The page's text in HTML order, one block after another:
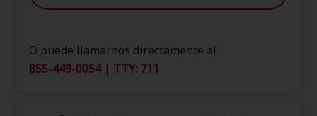
O puede llamarnos directamente al
855-449-0054 | TTY: 711